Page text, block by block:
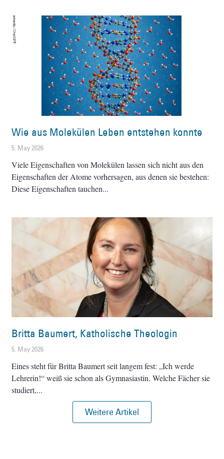
Wie aus Molekülen Leben entstehen konnte
5. May 2026
Viele Eigenschaften von Molekülen lassen sich nicht aus den
Eigenschaften der Atome vorhersagen, aus denen sie bestehen:
Diese Eigenschaften tauchen
Britta Baumert, Katholische Theologin
5. May 2026
Eines steht für Britta Baumert seit langem fest: „Ich werde
Lehrerin!“ weiß sie schon als Gymnasiastin. Welche Fächer sie
studiert,
Weitere Artikel